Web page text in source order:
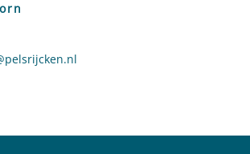
Lianne Barnhoorn